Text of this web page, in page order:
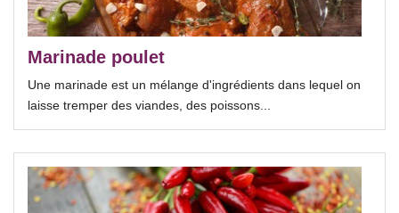
Marinade poulet
Une marinade est un mélange d'ingrédients dans lequel on
laisse tremper des viandes, des poissons...